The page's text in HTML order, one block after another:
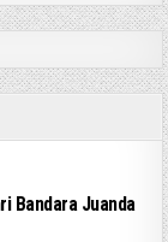
Bandara Juanda